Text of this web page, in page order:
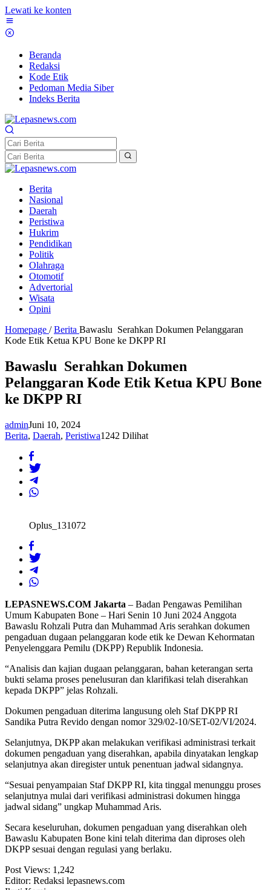
Lewati ke konten
Beranda
Redaksi
Kode Etik
Pedoman Media Siber
Indeks Berita
Berita
Nasional
Daerah
Peristiwa
Hukrim
Pendidikan
Politik
Olahraga
Otomotif
Advertorial
Wisata
Opini
Homepage / Berita Bawaslu Serahkan Dokumen Pelanggaran
Kode Etik Ketua KPU Bone ke DKPP RI
Bawaslu Serahkan Dokumen
Pelanggaran Kode Etik Ketua KPU Bone
ke DKPP RI
adminJuni 10, 2024
Berita, Daerah, Peristiwa1242 Dilihat
Oplus_131072
LEPASNEWS.COM Jakarta – Badan Pengawas Pemilihan
Umum Kabupaten Bone – Hari Senin 10 Juni 2024 Anggota
Bawaslu Rohzali Putra dan Muhammad Aris serahkan dokumen
pengaduan dugaan pelanggaran kode etik ke Dewan Kehormatan
Penyelenggara Pemilu (DKPP) Republik Indonesia.
“Analisis dan kajian dugaan pelanggaran, bahan keterangan serta
bukti selama proses penelusuran dan klarifikasi telah diserahkan
kepada DKPP” jelas Rohzali.
Dokumen pengaduan diterima langusung oleh Staf DKPP RI
Sandika Putra Revido dengan nomor 329/02-10/SET-02/VI/2024.
Selanjutnya, DKPP akan melakukan verifikasi administrasi terkait
dokumen pengaduan yang diserahkan, apabila dinyatakan lengkap
selanjutnya akan diregister untuk penentuan jadwal sidangnya.
“Sesuai penyampaian Staf DKPP RI, kita tinggal menunggu proses
selanjutnya mulai dari verifikasi administrasi dokumen hingga
jadwal sidang” ungkap Muhammad Aris.
Secara keseluruhan, dokumen pengaduan yang diserahkan oleh
Bawaslu Kabupaten Bone kini telah diterima dan diproses oleh
DKPP sesuai dengan regulasi yang berlaku.
Post Views: 1,242
Editor: Redaksi lepasnews.com